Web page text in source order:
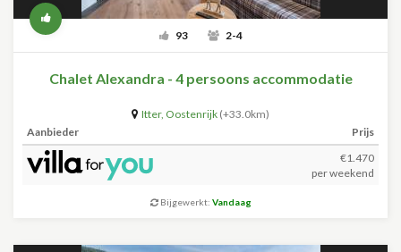
93 2-4
Chalet Alexandra - 4 persoons accommodatie
Itter, Oostenrijk (+33.0km)
Aanbieder
Prijs
€1.470
per weekend
Bijgewerkt: Vandaag